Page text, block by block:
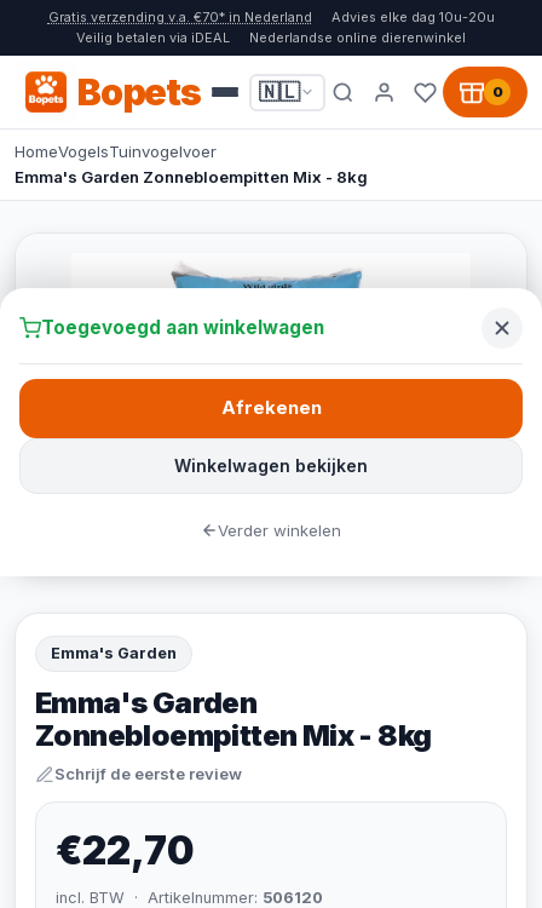
Gratis verzending v.a. €70* in Nederland
Advies elke dag 10u-20u
Veilig betalen via iDEAL
Nederlandse online dierenwinkel
Bopets 🇳🇱 0
HomeVogelsTuinvogelvoer
Emma's Garden Zonnebloempitten Mix - 8kg
Emma's Garden
Emma's Garden
Zonnebloempitten Mix - 8kg
Schrijf de eerste review
€22,70
incl. BTW · Artikelnummer: 506120
Toegevoegd aan winkelwagen
Winkelwagen bekijken
Afrekenen
Verder winkelen